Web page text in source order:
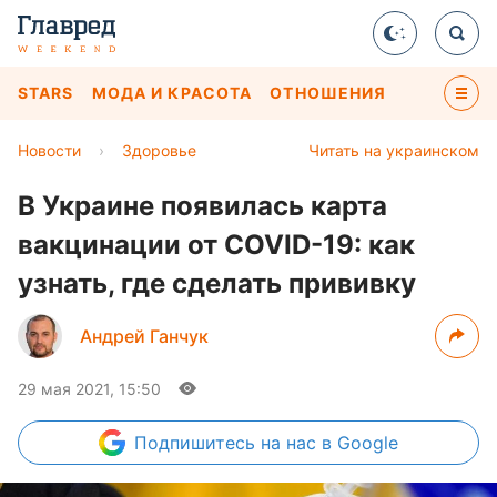
STARS МОДА И КРАСОТА ОТНОШЕНИЯ
Читать на украинском
Новости › Здоровье
В Украине появилась карта
вакцинации от COVID-19: как
узнать, где сделать прививку
Андрей Ганчук
29 мая 2021, 15:50
Подпишитесь на нас в Google